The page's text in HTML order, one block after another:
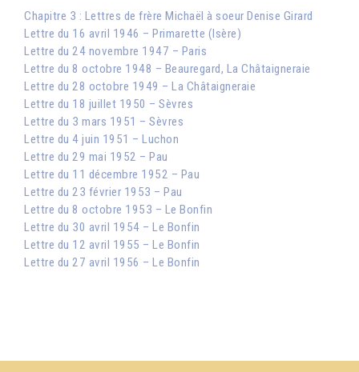
Chapitre 3 : Lettres de frère Michaël à soeur Denise Girard
Lettre du 16 avril 1946 – Primarette (Isère)
Lettre du 24 novembre 1947 – Paris
Lettre du 8 octobre 1948 – Beauregard, La Châtaigneraie
Lettre du 28 octobre 1949 – La Châtaigneraie
Lettre du 18 juillet 1950 – Sèvres
Lettre du 3 mars 1951 – Sèvres
Lettre du 4 juin 1951 – Luchon
Lettre du 29 mai 1952 – Pau
Lettre du 11 décembre 1952 – Pau
Lettre du 23 février 1953 – Pau
Lettre du 8 octobre 1953 – Le Bonfin
Lettre du 30 avril 1954 – Le Bonfin
Lettre du 12 avril 1955 – Le Bonfin
Lettre du 27 avril 1956 – Le Bonfin